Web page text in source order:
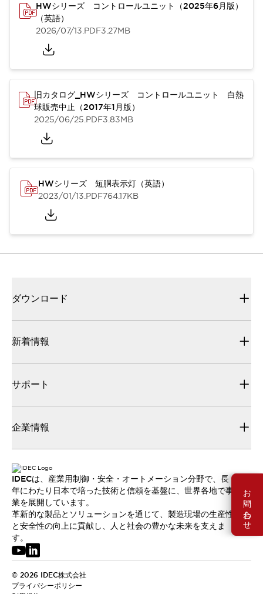
お問い合わせ
HWシリーズ コントロールユニット（2025年6月版）
（英語）
2026/07/13.PDF3.27MB
旧カタログ_HWシリーズ コントロールユニット 白熱
球販売中止（2017年1月版）
2025/06/25.PDF3.83MB
HWシリーズ 短胴表示灯（英語）
2023/01/13.PDF764.17KB
ダウンロード
新着情報
サポート
企業情報
IDECは、産業用制御・安全・オートメーション分野で、長
年にわたり日本で培った技術と信頼を基盤に、世界各地で事
業を展開しています。
革新的な製品とソリューションを通じて、製造現場の生産性
と安全性の向上に貢献し、人と社会の豊かな未来を支えま
す。
© 2026 IDEC株式会社
プライバシーポリシー